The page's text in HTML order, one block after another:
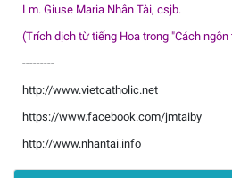
Lm. Giuse Maria Nhân Tài, csjb.
(Trích dịch từ tiếng Hoa trong "Cách
---------
http://www.vietcatholic.net
https://www.facebook.com/jmtaiby
http://www.nhantai.info